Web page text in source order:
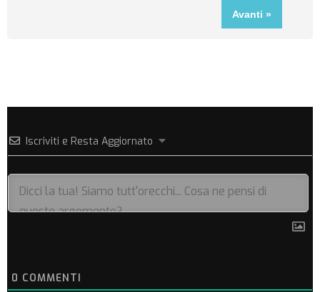
Iscriviti e Resta Aggiornato
0 COMMENTI